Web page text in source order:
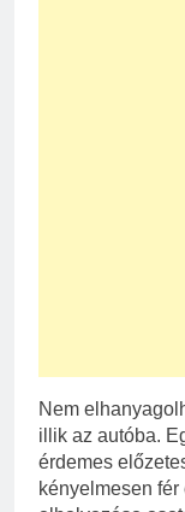
Nem
illik az autóba.
érdemes
kényelmesen